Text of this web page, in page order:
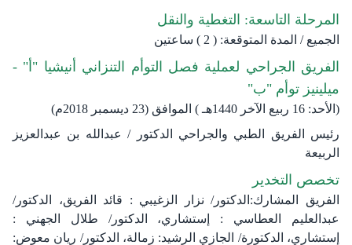
المرحلة التاسعة: التغطية والنقل
الجميع / المدة المتوقعة: ( 2 ) ساعتين
الفريق الجراحي لعملية فصل التوأم التنزاني أنيشيا "أ" -
ميلينيز توأم "ب"
(الأحد: 16 ربيع الآخر 1440هـ ) الموافق (23 ديسمبر 2018م)​
رئيس الفريق الطبي والجراحي الدكتور / عبدالله بن عبدالعزيز
الربيعة​
تخصص التخدير
الفريق المشارك:الدكتور/ نزار الزغيبي : قائد الفريق، الدكتور/
عبدالعليم العطاسي : إستشاري، الدكتور/ طلال الجهني :
إستشاري، الدكتورة/ الجازي الرشيد: زمالة، الدكتور/ ريان معوض: